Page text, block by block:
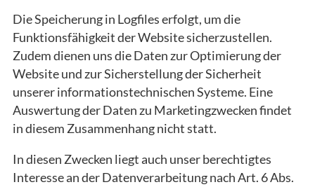
Die Speicherung in Logfiles erfolgt, um die
Funktionsfähigkeit der Website sicherzustellen.
Zudem dienen uns die Daten zur Optimierung der
Website und zur Sicherstellung der Sicherheit
unserer informationstechnischen Systeme. Eine
Auswertung der Daten zu Marketingzwecken findet
in diesem Zusammenhang nicht statt.
In diesen Zwecken liegt auch unser berechtigtes
Interesse an der Datenverarbeitung nach Art. 6 Abs.